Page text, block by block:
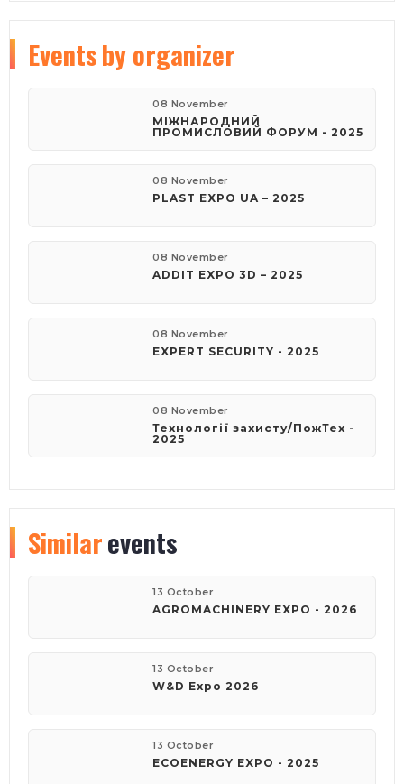
Eventsby organizer
08 November
МІЖНАРОДНИЙ
ПРОМИСЛОВИЙ ФОРУМ - 2025
08 November
PLAST EXPO UA – 2025
08 November
ADDIT EXPO 3D – 2025
08 November
EXPERT SECURITY - 2025
08 November
Технології захисту/ПожТех -
2025
Similarevents
13 October
AGROMACHINERY EXPO - 2026
13 October
W&D Expo 2026
13 October
ECOENERGY EXPO - 2025